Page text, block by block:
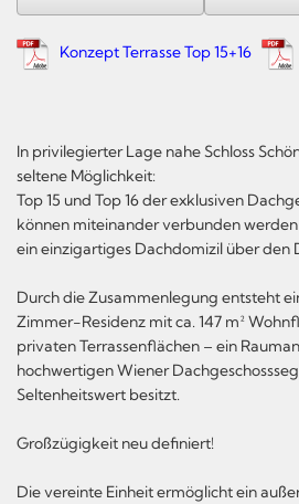
Konzept Terrasse Top 15+16
In privilegierter Lage nahe Schloss
seltene Möglichkeit:
Top 15 und Top 16 der exklusiven
können miteinander verbunden
ein einzigartiges Dachdomizil über den
Durch die Zusammenlegung entsteht
Zimmer-Residenz mit ca. 147 m²
privaten Terrassenflächen – ein
hochwertigen Wiener
Seltenheitswert besitzt.
Großzügigkeit neu definiert!
Die vereinte Einheit ermöglicht ein